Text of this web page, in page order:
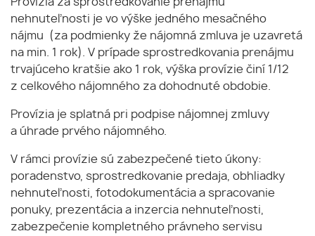
nehnuteľnosti je vo výške jedného mesačného
nájmu (za podmienky že nájomná zmluva je uzavretá
na min. 1 rok). V prípade sprostredkovania prenájmu
trvajúceho kratšie ako 1 rok, výška provízie činí 1/12
z celkového nájomného za dohodnuté obdobie.
Provízia je splatná pri podpise nájomnej zmluvy
a úhrade prvého nájomného.
V rámci provízie sú zabezpečené tieto úkony:
poradenstvo, sprostredkovanie predaja, obhliadky
nehnuteľnosti, fotodokumentácia a spracovanie
ponuky, prezentácia a inzercia nehnuteľnosti,
zabezpečenie kompletného právneho servisu